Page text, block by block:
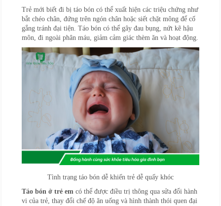
Trẻ mới biết đi bị táo bón có thể xuất hiện các triệu chứng như
bắt chéo chân, đứng trên ngón chân hoặc siết chặt mông để cố
gắng tránh đại tiện. Táo bón có thể gây đau bụng, nứt kẽ hậu
môn, đi ngoài phân máu, giảm cảm giác thèm ăn và hoạt động.
Tình trạng táo bón dễ khiến trẻ dễ quấy khóc
Táo bón ở trẻ em có thể được điều trị thông qua sửa đổi hành
vi của trẻ, thay đổi chế độ ăn uống và hình thành thói quen đại